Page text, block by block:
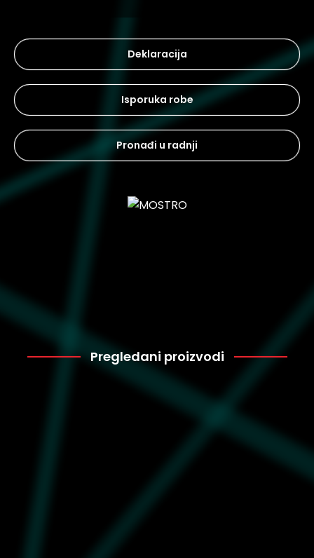
Deklaracija
Isporuka robe
Pronađi u radnji
Pregledani proizvodi